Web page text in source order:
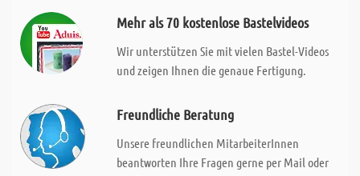
Mehr als 70 kostenlose Bastelvideos
Wir unterstützen Sie mit vielen Bastel-Videos
und zeigen Ihnen die genaue Fertigung.
Freundliche Beratung
Unsere freundlichen MitarbeiterInnen
beantworten Ihre Fragen gerne per Mail oder